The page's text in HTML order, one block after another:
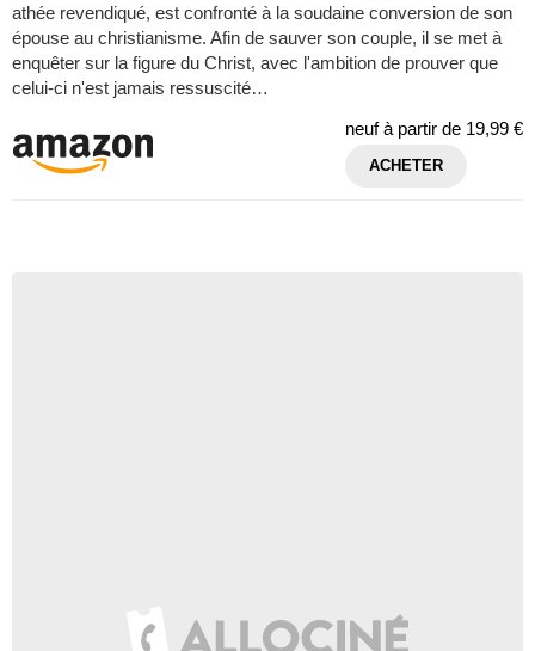
athée revendiqué, est confronté à la soudaine conversion de son
épouse au christianisme. Afin de sauver son couple, il se met à
enquêter sur la figure du Christ, avec l'ambition de prouver que
celui-ci n'est jamais ressuscité…
neuf à partir de 19,99 €
ACHETER